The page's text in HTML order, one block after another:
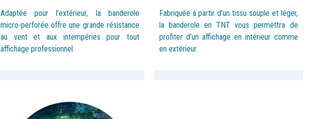
Adaptée pour l’extérieur, la banderole
micro-perforée offre une grande résistance
au vent et aux intempéries pour tout
affichage professionnel.
Fabriquée à partir d’un tissu souple et léger,
la banderole en TNT vous permettra de
profiter d’un affichage en intérieur comme
en extérieur.